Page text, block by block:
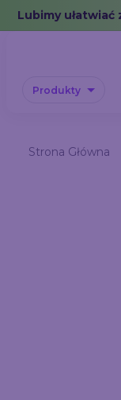
Error: No data in
Lubimy ułatwiać
Produkty
Strona Główna